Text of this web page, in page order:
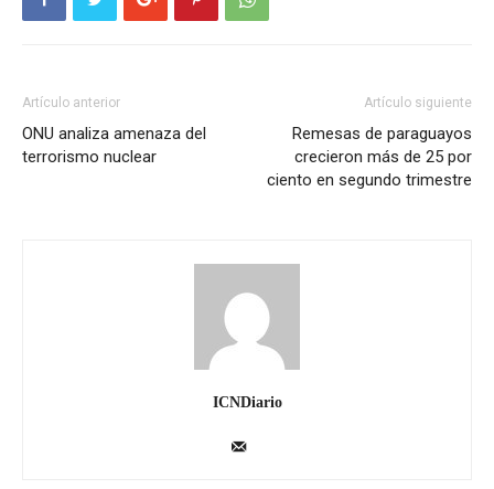
Artículo anterior
ONU analiza amenaza del
terrorismo nuclear
Artículo siguiente
Remesas de paraguayos
crecieron más de 25 por
ciento en segundo trimestre
ICNDiario